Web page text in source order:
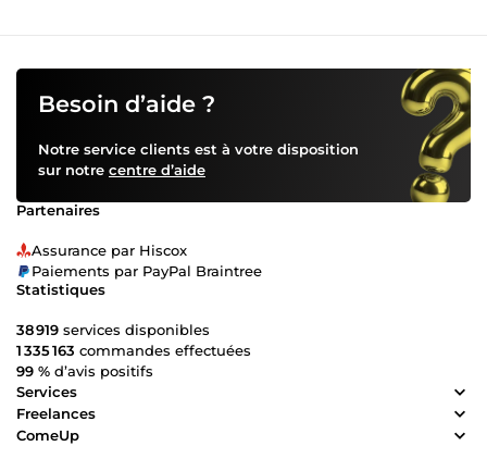
Besoin d’aide ?
Notre service clients est à votre disposition
sur notre centre d’aide
Partenaires
Assurance par Hiscox
Paiements par PayPal Braintree
Statistiques
38 919 services disponibles
1 335 163 commandes effectuées
99 % d’avis positifs
Services
Freelances
ComeUp